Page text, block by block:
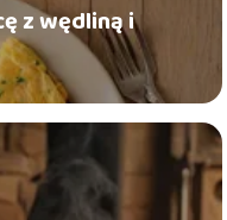
z wędliną i